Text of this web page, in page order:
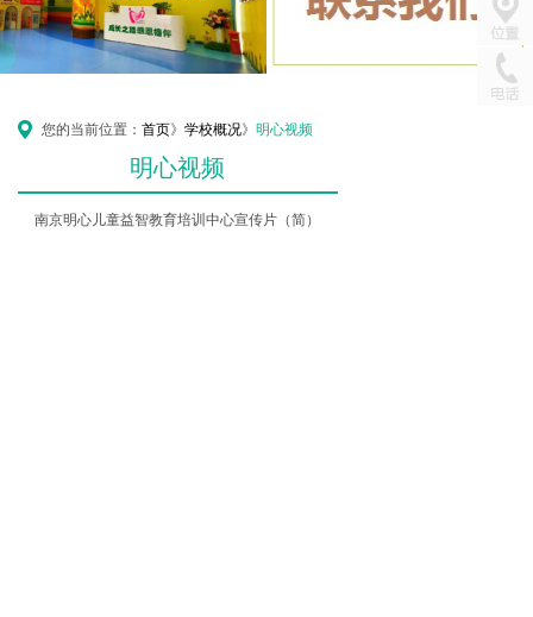
您的当前位置： 首页 》 学校概况》 明心视频
明心视频
南京明心儿童益智教育培训中心宣传片（简）